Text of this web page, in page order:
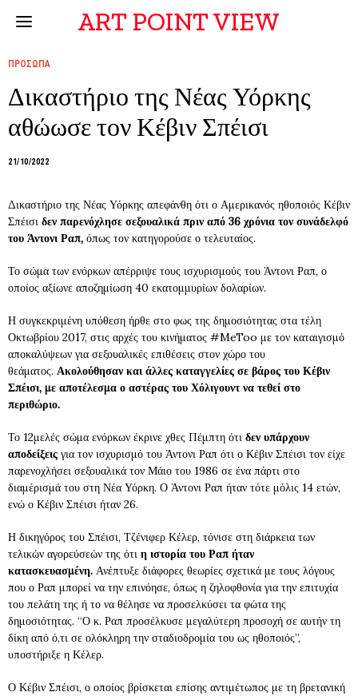
ART POINT VIEW
ΠΡΟΣΩΠΑ
Δικαστήριο της Νέας Υόρκης
αθώωσε τον Κέβιν Σπέισι
21/10/2022
Δικαστήριο της Νέας Υόρκης απεφάνθη ότι ο Αμερικανός ηθοποιός Κέβιν
Σπέισι δεν παρενόχλησε σεξουαλικά πριν από 36 χρόνια τον συνάδελφό
του Άντονι Ραπ, όπως τον κατηγορούσε ο τελευταίος.
Το σώμα των ενόρκων απέρριψε τους ισχυρισμούς του Άντονι Ραπ, ο
οποίος αξίωνε αποζημίωση 40 εκατομμυρίων δολαρίων.
Η συγκεκριμένη υπόθεση ήρθε στο φως της δημοσιότητας στα τέλη
Οκτωβρίου 2017, στις αρχές του κινήματος #MeToo με τον καταιγισμό
αποκαλύψεων για σεξουαλικές επιθέσεις στον χώρο του
θεάματος. Ακολούθησαν και άλλες καταγγελίες σε βάρος του Κέβιν
Σπέισι, με αποτέλεσμα ο αστέρας του Χόλιγουντ να τεθεί στο
περιθώριο.
Το 12μελές σώμα ενόρκων έκρινε χθες Πέμπτη ότι δεν υπάρχουν
αποδείξεις για τον ισχυρισμό του Άντονι Ραπ ότι ο Κέβιν Σπέισι τον είχε
παρενοχλήσει σεξουαλικά τον Μάιο του 1986 σε ένα πάρτι στο
διαμέρισμά του στη Νέα Υόρκη. Ο Άντονι Ραπ ήταν τότε μόλις 14 ετών,
ενώ ο Κέβιν Σπέισι ήταν 26.
Η δικηγόρος του Σπέισι, Τζένιφερ Κέλερ, τόνισε στη διάρκεια των
τελικών αγορεύσεών της ότι η ιστορία του Ραπ ήταν
κατασκευασμένη. Ανέπτυξε διάφορες θεωρίες σχετικά με τους λόγους
που ο Ραπ μπορεί να την επινόησε, όπως η ζηλοφθονία για την επιτυχία
του πελάτη της ή το να θέλησε να προσελκύσει τα φώτα της
δημοσιότητας. “Ο κ. Ραπ προσέλκυσε μεγαλύτερη προσοχή σε αυτήν τη
δίκη από ό,τι σε ολόκληρη την σταδιοδρομία του ως ηθοποιός”,
υποστήριξε η Κέλερ.
Ο Κέβιν Σπέισι, ο οποίος βρίσκεται επίσης αντιμέτωπος με τη βρετανική